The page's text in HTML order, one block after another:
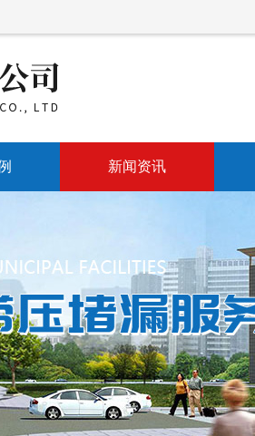
新闻资讯
常见问题